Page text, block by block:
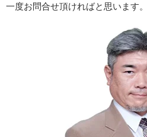
一度お問合せ頂ければと思います。